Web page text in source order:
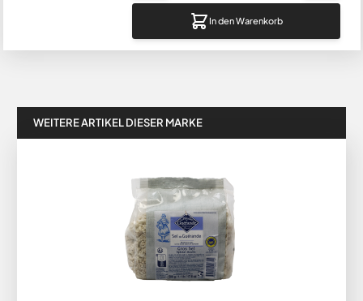
In den Warenkorb
WEITERE ARTIKEL DIESER MARKE